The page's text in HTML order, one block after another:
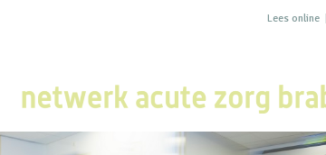
Lees online